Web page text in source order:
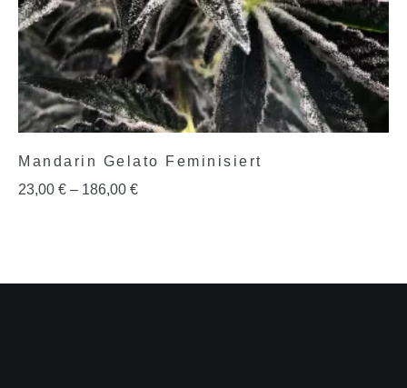
Mandarin Gelato Feminisiert
23,00 € – 186,00 €